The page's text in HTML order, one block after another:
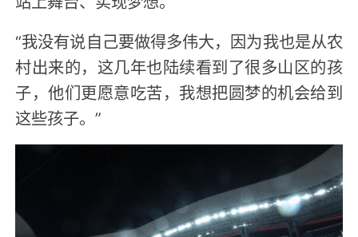
“我没有说自己要做得多伟大，因为我也是从农
村出来的，这几年也陆续看到了很多山区的孩
子，他们更愿意吃苦，我想把圆梦的机会给到
这些孩子。”